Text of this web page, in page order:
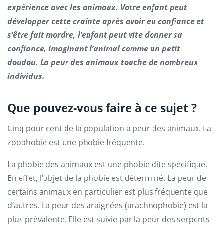
expérience avec les animaux. Votre enfant peut
développer cette crainte après avoir eu confiance et
s’être fait mordre, l’enfant peut vite donner sa
confiance, imaginant l’animal comme un petit
doudou. La peur des animaux touche de nombreux
individus.
Que pouvez-vous faire à ce sujet ?
Cinq pour cent de la population a peur des animaux. La
zoophobie est une phobie fréquente.
La phobie des animaux est une phobie dite spécifique.
En effet, l’objet de la phobie est déterminé. La peur de
certains animaux en particulier est plus fréquente que
d’autres. La peur des araignées (arachnophobie) est la
plus prévalente. Elle est suivie par la peur des serpents